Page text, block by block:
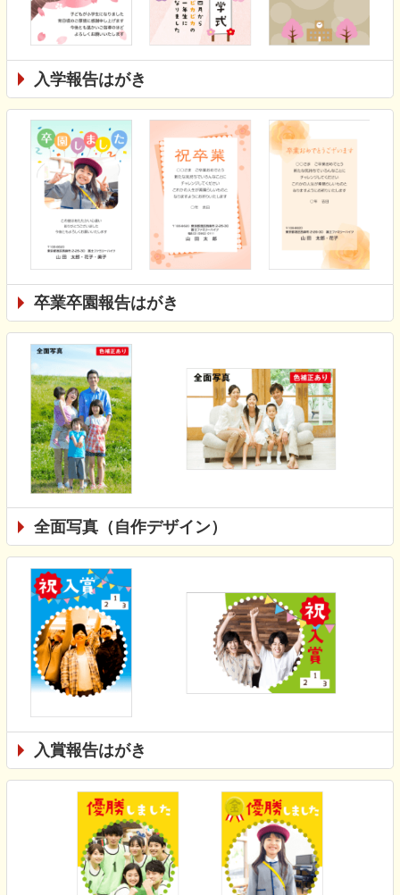
入学報告はがき
卒業卒園報告はがき
全面写真（自作デザイン）
入賞報告はがき